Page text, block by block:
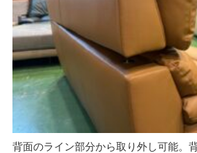
背面のライン部分から取り外し可能。